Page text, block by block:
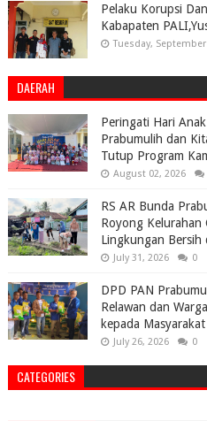
Pelaku Korupsi
Kabapaten
Tuesday,
DAERAH
Peringati Hari
Prabumulih dan
Tutup Program
August 02, 2026
RS AR Bunda
Royong
Lingkungan Bersih
July 31, 2026 0
DPD PAN
Relawan dan
kepada Masyarakat
July 26, 2026 0
CATEGORIES